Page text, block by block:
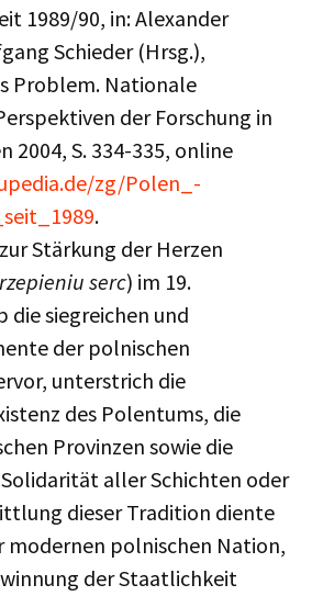
1989/90, in: Alexander
Schieder (Hrsg.),
Problem. Nationale
der Forschung in
2004, S. 334-335, online
zg/Polen_-
.
Stärkung der Herzen
serc) im 19.
die siegreichen und
der polnischen
unterstrich die
des Polentums, die
Provinzen sowie die
aller Schichten oder
dieser Tradition diente
modernen polnischen Nation,
der Staatlichkeit